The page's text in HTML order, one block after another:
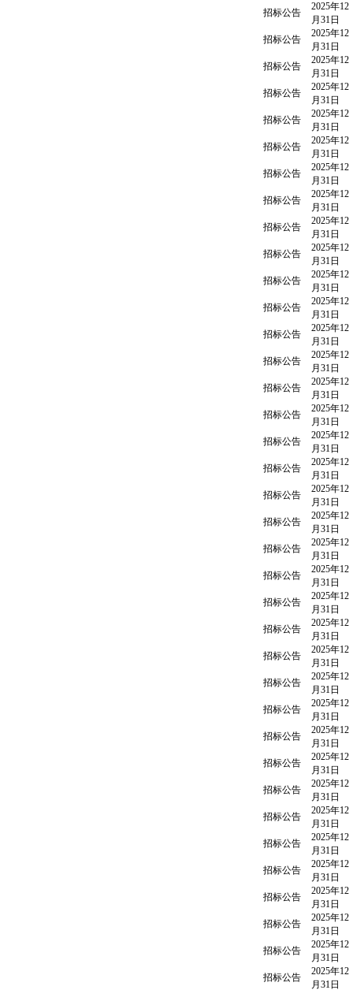
招标公告
2025年12
月31日
招标公告
2025年12
月31日
招标公告
2025年12
月31日
招标公告
2025年12
月31日
招标公告
2025年12
月31日
招标公告
2025年12
月31日
招标公告
2025年12
月31日
招标公告
2025年12
月31日
招标公告
2025年12
月31日
招标公告
2025年12
月31日
招标公告
2025年12
月31日
招标公告
2025年12
月31日
招标公告
2025年12
月31日
招标公告
2025年12
月31日
招标公告
2025年12
月31日
招标公告
2025年12
月31日
招标公告
2025年12
月31日
招标公告
2025年12
月31日
招标公告
2025年12
月31日
招标公告
2025年12
月31日
招标公告
2025年12
月31日
招标公告
2025年12
月31日
招标公告
2025年12
月31日
招标公告
2025年12
月31日
招标公告
2025年12
月31日
招标公告
2025年12
月31日
招标公告
2025年12
月31日
招标公告
2025年12
月31日
招标公告
2025年12
月31日
招标公告
2025年12
月31日
招标公告
2025年12
月31日
招标公告
2025年12
月31日
招标公告
2025年12
月31日
招标公告
2025年12
月31日
招标公告
2025年12
月31日
招标公告
2025年12
月31日
招标公告
2025年12
月31日